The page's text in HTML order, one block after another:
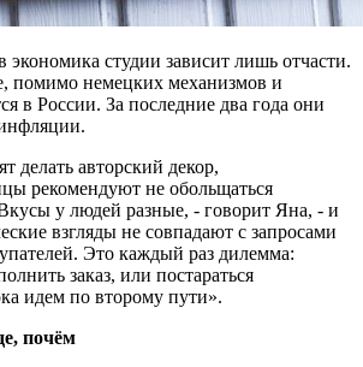
студии зависит лишь отчасти.
помимо немецких механизмов и
в России. За последние два года они
делать авторский декор,
рекомендуют не обольщаться
у людей разные, - говорит Яна, - и
взгляды не совпадают с запросами
Это каждый раз дилемма:
заказ, или постараться
идем по второму пути».
почём